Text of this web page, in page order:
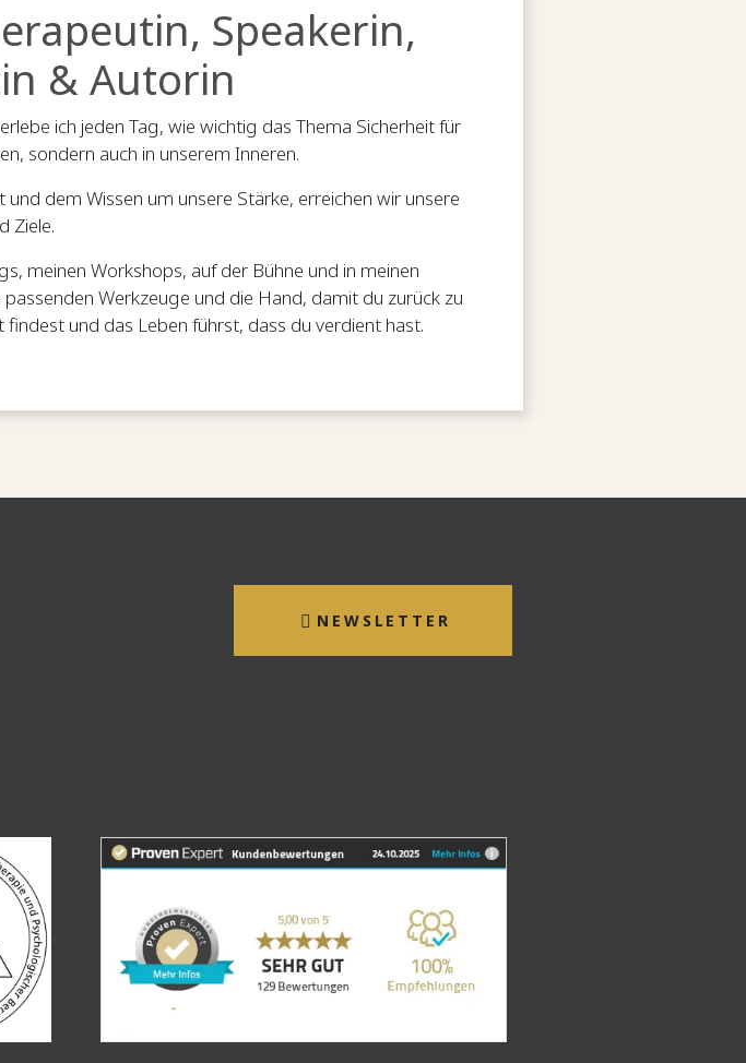
Speakerin,
& Autorin
ich jeden Tag, wie wichtig das Thema Sicherheit für
sondern auch in unserem Inneren.
und dem Wissen um unsere Stärke, erreichen wir unsere
Ziele.
meinen Workshops, auf der Bühne und in meinen
Werkzeuge und die Hand, damit du zurück zu
findest und das Leben führst, dass du verdient hast.
NEWSLETTER